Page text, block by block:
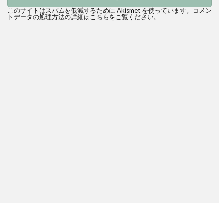
このサイトはスパムを低減するために Akismet を使っています。
コメン
トデータの処理方法の詳細はこちらをご覧ください。